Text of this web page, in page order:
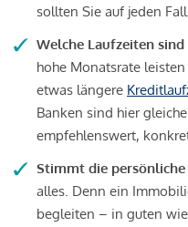
sollten Sie auf jeden
Welche Laufzeiten
hohe Monatsrate
etwas längere
Banken sind hier
empfehlenswert,
Stimmt die persönliche
alles. Denn ein
begleiten – in guten